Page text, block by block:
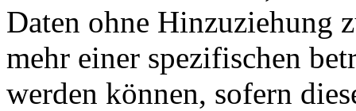
Daten ohne Hinzuziehung
mehr einer spezifischen
werden können, sofern